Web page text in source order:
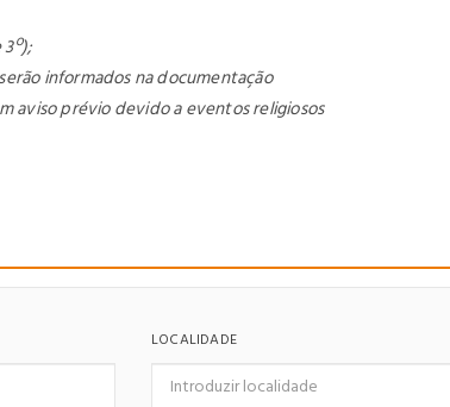
informados na documentação
aviso prévio devido a eventos religiosos
LOCALIDADE